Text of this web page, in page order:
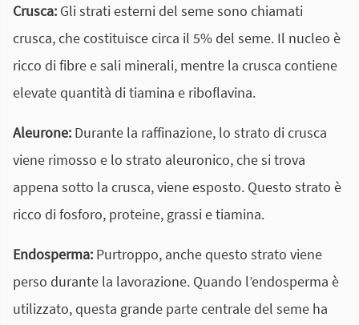
Crusca: Gli strati esterni del seme sono chiamati
crusca, che costituisce circa il 5% del seme. Il nucleo è
ricco di fibre e sali minerali, mentre la crusca contiene
elevate quantità di tiamina e riboflavina.
Aleurone: Durante la raffinazione, lo strato di crusca
viene rimosso e lo strato aleuronico, che si trova
appena sotto la crusca, viene esposto. Questo strato è
ricco di fosforo, proteine, grassi e tiamina.
Endosperma: Purtroppo, anche questo strato viene
perso durante la lavorazione. Quando l’endosperma è
utilizzato, questa grande parte centrale del seme ha